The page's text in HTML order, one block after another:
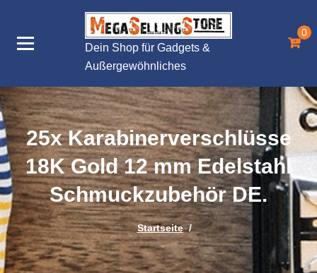
springen
Dein Shop für Gadgets &
Außergewöhnliches
0
25x Karabinerverschlüsse
18K Gold 12 mm Edelstahl
Schmuckzubehör DE.
Startseite/